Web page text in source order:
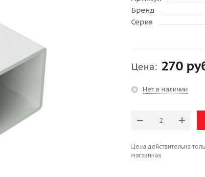
Бренд
Серия
Цена: 270
Нет в наличии
Цена действительна
магазинах